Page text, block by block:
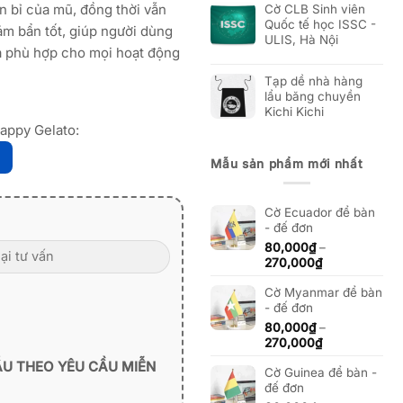
bỉ của mũ, đồng thời vẫn
bẩn tốt, giúp người dùng
hợp cho mọi hoạt động
Gelato:
THEO YÊU CẦU MIỄN
Cờ CLB Sinh viên
Quốc tế học ISSC -
ULIS, Hà Nội
Tạp dề nhà hàng
lẩu băng chuyền
Kichi Kichi
Mẫu sản phẩm mới nhất
Cờ Ecuador để bàn
- đế đơn
80,000₫ –
270,000₫Khoảng
từ
270,000₫
Cờ Myanmar để bàn
- đế đơn
80,000₫ –
270,000₫Khoảng
từ
Cờ Guinea để bàn -
đế đơn